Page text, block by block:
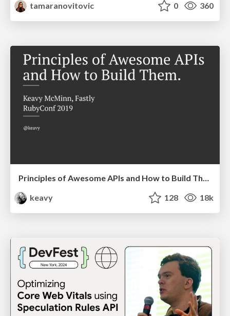
tamaranovitovic
0 360
keavy
128 18k